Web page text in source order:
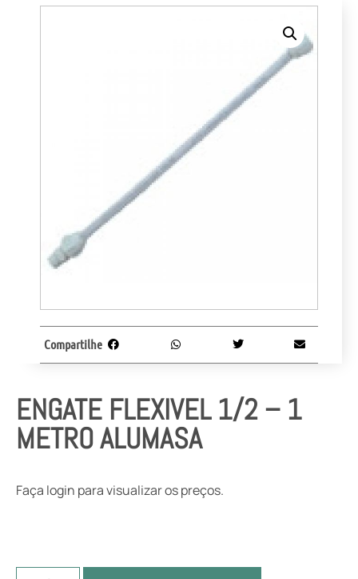
ENGATE FLEXIVEL 1/2 – 1
METRO ALUMASA
Faça login para visualizar os preços.
Compartilhe